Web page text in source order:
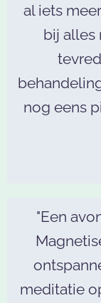
al iets
bij alles
nog eens
"Een
meditatie